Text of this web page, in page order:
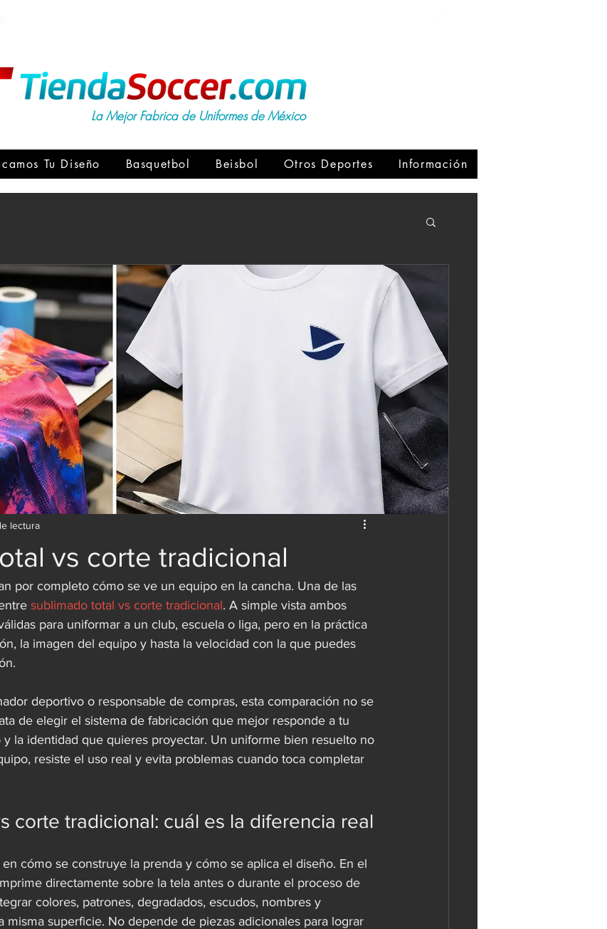
La Mejor Fabrica de Uniformes de México
Tu Diseño Basquetbol Beisbol Otros Deportes Información
vs corte tradicional
lectura
por completo cómo se ve un equipo en la cancha. Una de las
sublimado total vs corte tradicional. A simple vista ambos
para uniformar a un club, escuela o liga, pero en la práctica
la imagen del equipo y hasta la velocidad con la que puedes
deportivo o responsable de compras, esta comparación no se
de elegir el sistema de fabricación que mejor responde a tu
la identidad que quieres proyectar. Un uniforme bien resuelto no
resiste el uso real y evita problemas cuando toca completar
corte tradicional: cuál es la diferencia real
cómo se construye la prenda y cómo se aplica el diseño. En el
directamente sobre la tela antes o durante el proceso de
colores, patrones, degradados, escudos, nombres y
misma superficie. No depende de piezas adicionales para lograr